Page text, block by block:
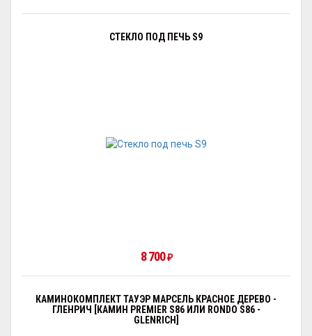
СТЕКЛО ПОД ПЕЧЬ S9
8 700 ₽
КАМИНОКОМПЛЕКТ ТАУЭР МАРСЕЛЬ КРАСНОЕ ДЕРЕВО -
ГЛЕНРИЧ [КАМИН PREMIER S86 ИЛИ RONDO S86 -
GLENRICH]